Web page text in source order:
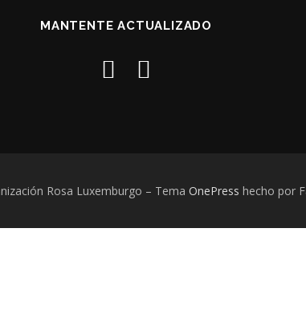
MANTENTE ACTUALIZADO
Rosa Luxemburgo – Tema OnePress hecho por